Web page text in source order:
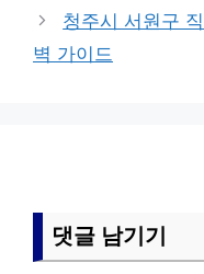
청주시 서원구
벽 가이드
댓글 남기기